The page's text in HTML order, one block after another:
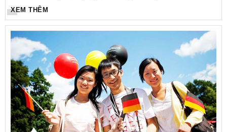
- Phó thị trưởng phụ trách về Kinh tế, lao động và số hóa...
XEM THÊM